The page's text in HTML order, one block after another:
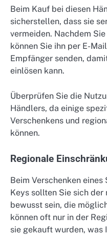
Beim Kauf bei diesen
sicherstellen, dass sie
vermeiden. Nachdem
können Sie ihn per E-
Empfänger senden,
einlösen kann.
Überprüfen Sie die
Händlers, da einige
Verschenkens und
können.
Regionale
Beim Verschenken
Keys sollten Sie sich
bewusst sein, die
können oft nur in der
sie gekauft wurden, was